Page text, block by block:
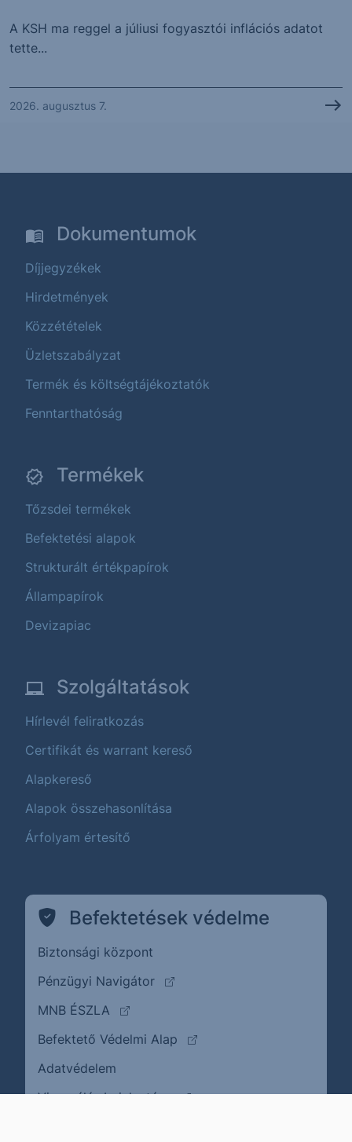
A KSH ma reggel a júliusi fogyasztói inflációs adatot
tette...
2026. augusztus 7.
Dokumentumok
Díjjegyzékek
Hirdetmények
Közzétételek
Üzletszabályzat
Termék és költségtájékoztatók
Fenntarthatóság
Termékek
Tőzsdei termékek
Befektetési alapok
Strukturált értékpapírok
Állampapírok
Devizapiac
Szolgáltatások
Hírlevél feliratkozás
Certifikát és warrant kereső
Alapkereső
Alapok összehasonlítása
Árfolyam értesítő
Befektetések védelme
Biztonsági központ
Pénzügyi Navigátor
(külső oldalra ugrik)
MNB ÉSZLA
(külső oldalra ugrik)
Befektető Védelmi Alap
(külső oldalra ugrik)
Adatvédelem
Visszaélés bejelentése(külső oldalra ugrik)